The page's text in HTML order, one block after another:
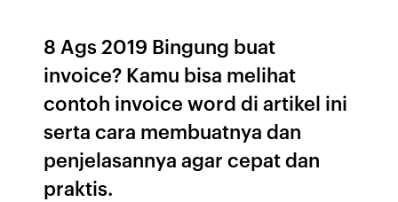
8 Ags 2019 Bingung buat
invoice? Kamu bisa melihat
contoh invoice word di artikel ini
serta cara membuatnya dan
penjelasannya agar cepat dan
praktis.